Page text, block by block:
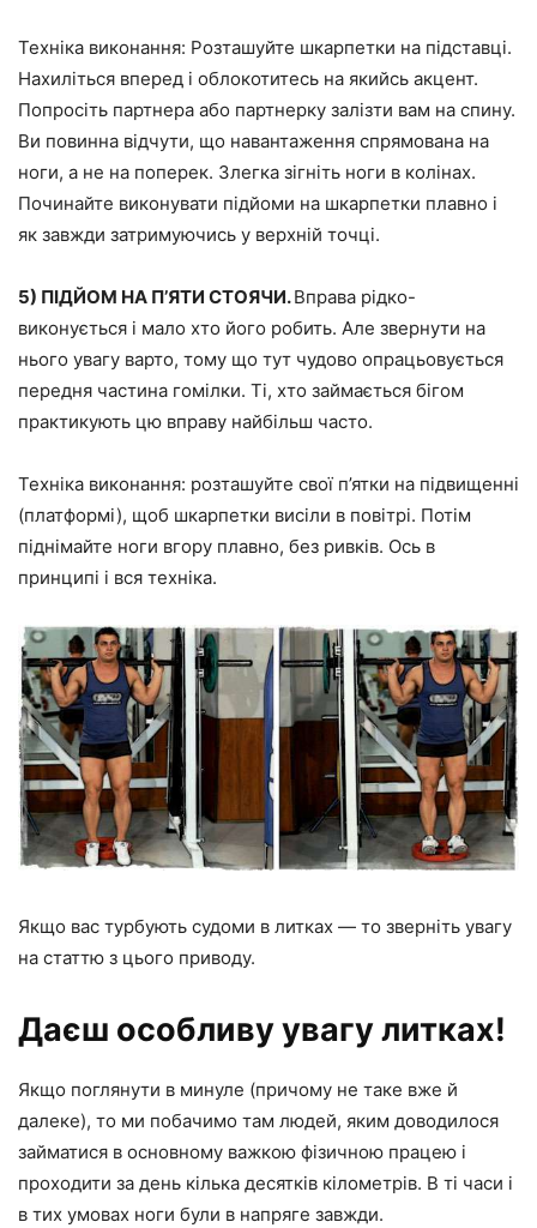
Техніка виконання: Розташуйте шкарпетки на підставці.
Нахиліться вперед і облокотитесь на якийсь акцент.
Попросіть партнера або партнерку залізти вам на спину.
Ви повинна відчути, що навантаження спрямована на
ноги, а не на поперек. Злегка зігніть ноги в колінах.
Починайте виконувати підйоми на шкарпетки плавно і
як завжди затримуючись у верхній точці.
5) ПІДЙОМ НА П’ЯТИ СТОЯЧИ.Вправа рідко-
виконується і мало хто його робить. Але звернути на
нього увагу варто, тому що тут чудово опрацьовується
передня частина гомілки. Ті, хто займається бігом
практикують цю вправу найбільш часто.
Техніка виконання: розташуйте свої п’ятки на підвищенні
(платформі), щоб шкарпетки висіли в повітрі. Потім
піднімайте ноги вгору плавно, без ривків. Ось в
принципі і вся техніка.
Якщо вас турбують судоми в литках — то зверніть увагу
на статтю з цього приводу.
Даєш особливу увагу литках!
Якщо поглянути в минуле (причому не таке вже й
далеке), то ми побачимо там людей, яким доводилося
займатися в основному важкою фізичною працею і
проходити за день кілька десятків кілометрів. В ті часи і
в тих умовах ноги були в напряге завжди.